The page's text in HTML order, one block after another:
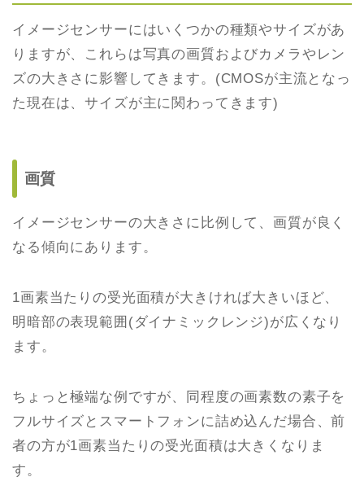
イメージセンサーにはいくつかの種類やサイズがあ
りますが、これらは写真の画質およびカメラやレン
ズの大きさに影響してきます。(CMOSが主流となっ
た現在は、サイズが主に関わってきます)
画質
イメージセンサーの大きさに比例して、画質が良く
なる傾向にあります。
1画素当たりの受光面積が大きければ大きいほど、
明暗部の表現範囲(ダイナミックレンジ)が広くなり
ます。
ちょっと極端な例ですが、同程度の画素数の素子を
フルサイズとスマートフォンに詰め込んだ場合、前
者の方が1画素当たりの受光面積は大きくなりま
す。